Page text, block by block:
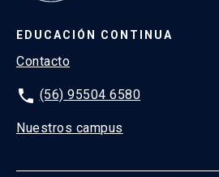
EDUCACIÓN CONTINUA
Contacto
phone (56) 95504 6580
Nuestros campus